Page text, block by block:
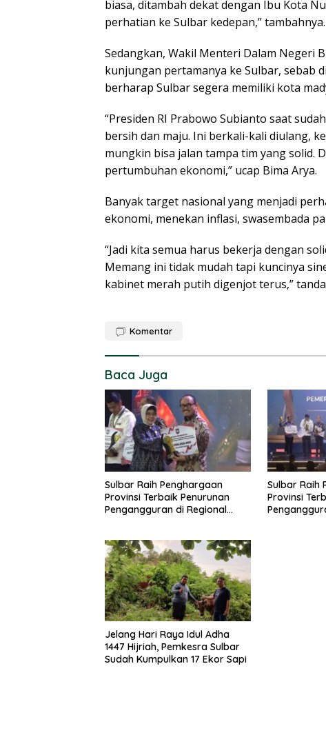
biasa, ditambah dekat dengan Ibu Kota
perhatian ke Sulbar kedepan,” tambahnya.
Sedangkan, Wakil Menteri Dalam Negeri
kunjungan pertamanya ke Sulbar, sebab
berharap Sulbar segera memiliki kota
“Presiden RI Prabowo Subianto saat
bersih dan maju. Ini berkali-kali diulang,
mungkin bisa jalan tampa tim yang solid.
pertumbuhan ekonomi,” ucap Bima Arya.
Banyak target nasional yang menjadi
ekonomi, menekan inflasi, swasembada
“Jadi kita semua harus bekerja dengan
Memang ini tidak mudah tapi kuncinya
kabinet merah putih digenjot terus,”
Komentar
Baca Juga
Sulbar Raih Penghargaan
Provinsi Terbaik Penurunan
Pengangguran di Regional
Sulbar Raih
Provinsi
Jelang Hari Raya Idul Adha
1447 Hijriah, Pemkesra Sulbar
Sudah Kumpulkan 17 Ekor Sapi